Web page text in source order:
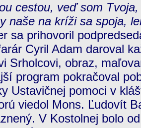
cestou, veď som
naše na kríži sa spoja,
sa prihovoril
Cyril Adam daroval
Srholcovi, obraz,
program pokračoval
Ustavičnej pomoci v
viedol Mons. Ľudovít
V Kostolnej bolo